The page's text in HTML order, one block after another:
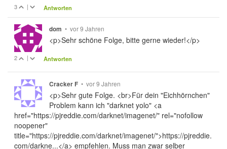
3 | Antworten
dom • vor 9 Jahren
<p>Sehr schöne Folge, bitte gerne wieder!</p>
2 | Antworten
Cracker F • vor 9 Jahren
<p>Sehr gute Folge. <br>Für dein "Eichhörnchen"
Problem kann ich "darknet yolo" <a
href="https://pjreddie.com/darknet/imagenet/" rel="nofollow
noopener"
title="https://pjreddie.com/darknet/imagenet/">https://pjreddie.
com/darkne...</a> empfehlen. Muss man zwar selber